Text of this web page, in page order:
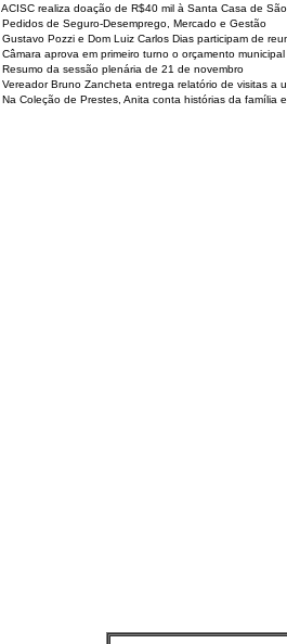
ACISC realiza doação de R$40 mil à Santa Casa de
Pedidos de Seguro-Desemprego, Mercado e Gestão
Gustavo Pozzi e Dom Luiz Carlos Dias participam de
Câmara aprova em primeiro turno o orçamento
Resumo da sessão plenária de 21 de novembro
Vereador Bruno Zancheta entrega relatório de visitas a
Na Coleção de Prestes, Anita conta histórias da família